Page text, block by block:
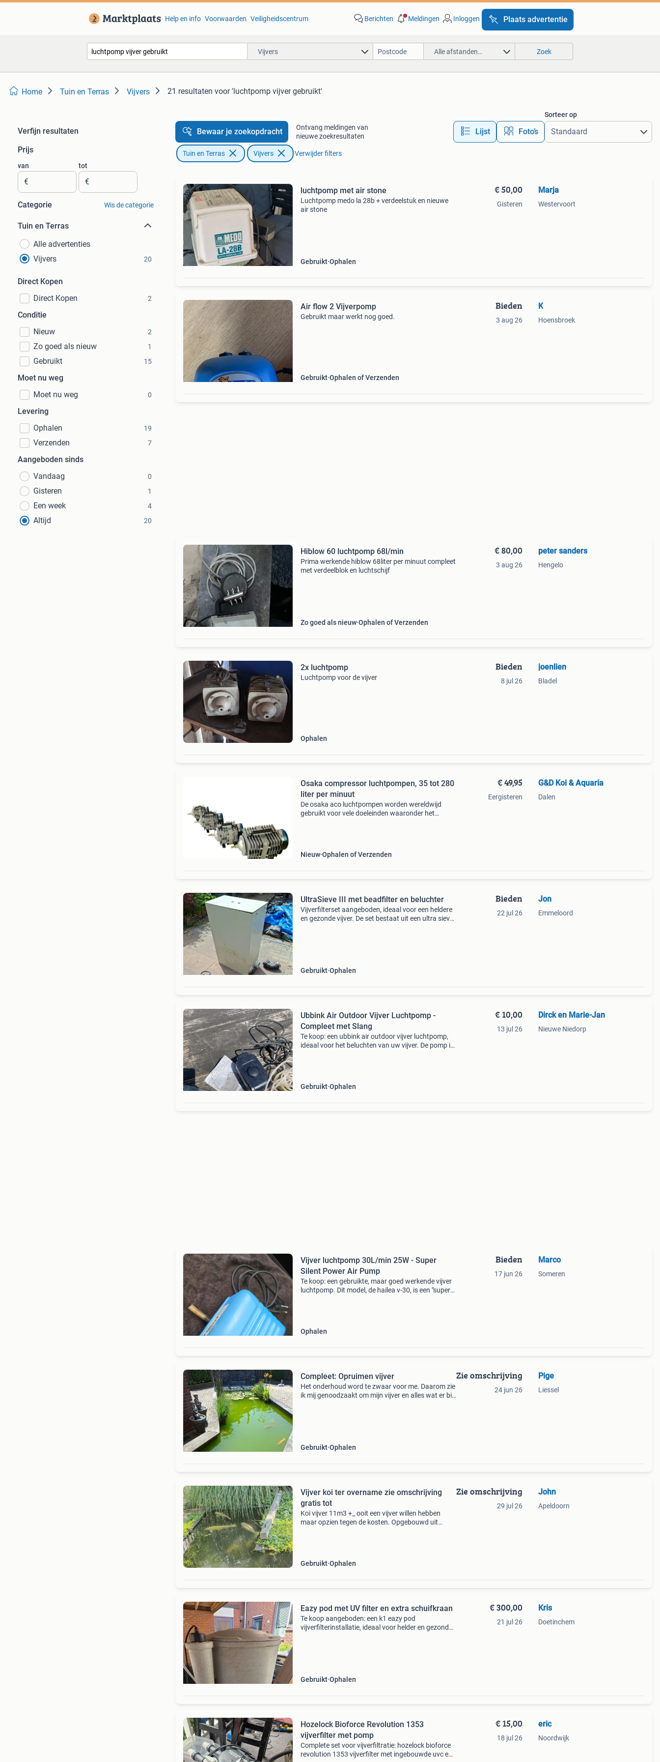
Help en info Voorwaarden Veiligheidscentrum Berichten Meldingen Inloggen Plaats advertentie
Vijvers Alle afstanden… Zoek
Home Tuin en Terras Vijvers 21 resultaten voor 'luchtpomp vijver gebruikt'
Verfijn resultaten
Prijs
van
€
tot
€
Categorie Wis de categorie
Tuin en Terras
Alle advertenties
Vijvers
20
Direct Kopen
Direct Kopen
2
Conditie
Nieuw
2
Zo goed als nieuw 1
Gebruikt 15
Moet nu weg
Moet nu weg
0
Levering
Ophalen
19
Verzenden 7
Aangeboden sinds
Vandaag
0
Gisteren 1
Een week 4
Altijd 20
Bewaar je zoekopdracht
Ontvang meldingen van
nieuwe zoekresultaten
Lijst Foto’s
Sorteer op
Tuin en Terras Vijvers Verwijder filters
luchtpomp met air stone
Luchtpomp medo la 28b + verdeelstuk en nieuwe
air stone
Gebruikt Ophalen
€ 50,00
Gisteren
Marja
Westervoort
Air flow 2 Vijverpomp
Gebruikt maar werkt nog goed.
Gebruikt Ophalen of Verzenden
Bieden
3 aug 26
K
Hoensbroek
Hiblow 60 luchtpomp 68l/min
Prima werkende hiblow 68liter per minuut compleet
met verdeelblok en luchtschijf
Zo goed als nieuw Ophalen of Verzenden
€ 80,00
3 aug 26
peter sanders
Hengelo
2x luchtpomp
Luchtpomp voor de vijver
Ophalen
Bieden
8 jul 26
joenlien
Bladel
Osaka compressor luchtpompen, 35 tot 280
liter per minuut
De osaka aco luchtpompen worden wereldwijd
gebruikt voor vele doeleinden waaronder het
Nieuw Ophalen of Verzenden
€ 49,95
Eergisteren
G&D Koi & Aquaria
Dalen
UltraSieve III met beadfilter en beluchter
Vijverfilterset aangeboden, ideaal voor een heldere
en gezonde vijver. De set bestaat uit een ultra sieve
Gebruikt Ophalen
Bieden
22 jul 26
Jon
Emmeloord
Ubbink Air Outdoor Vijver Luchtpomp -
Compleet met Slang
Te koop: een ubbink air outdoor vijver luchtpomp,
ideaal voor het beluchten van uw vijver. De pomp is
Gebruikt Ophalen
€ 10,00
13 jul 26
Dirck en Marie-Jan
Nieuwe Niedorp
Vijver luchtpomp 30L/min 25W - Super
Silent Power Air Pump
Te koop: een gebruikte, maar goed werkende vijver
luchtpomp. Dit model, de hailea v-30, is een "super
Ophalen
Bieden
17 jun 26
Marco
Someren
Compleet: Opruimen vijver
Het onderhoud word te zwaar voor me. Daarom zie
ik mij genoodzaakt om mijn vijver en alles wat er bij
Gebruikt Ophalen
Zie omschrijving
24 jun 26
Pige
Liessel
Vijver koi ter overname zie omschrijving
gratis tot
Koi vijver 11m3 +_ ooit een vijver willen hebben
maar opzien tegen de kosten. Opgebouwd uit
Gebruikt Ophalen
Zie omschrijving
29 jul 26
John
Apeldoorn
Eazy pod met UV filter en extra schuifkraan
Te koop aangeboden: een k1 eazy pod
vijverfilterinstallatie, ideaal voor helder en gezond
Gebruikt Ophalen
€ 300,00
21 jul 26
Kris
Doetinchem
Hozelock Bioforce Revolution 1353
vijverfilter met pomp
Complete set voor vijverfiltratie: hozelock bioforce
revolution 1353 vijverfilter met ingebouwde uvc en
€ 15,00
18 jul 26
eric
Noordwijk